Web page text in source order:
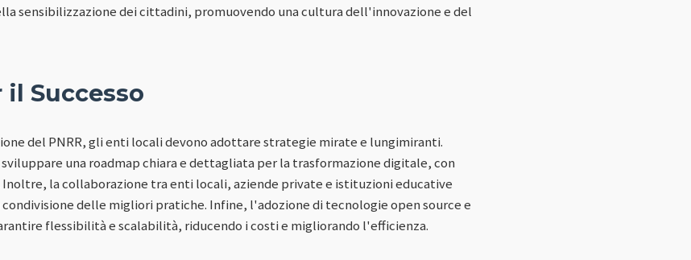
sensibilizzazione dei cittadini, promuovendo una cultura dell'innovazione e del
Successo
del PNRR, gli enti locali devono adottare strategie mirate e lungimiranti.
una roadmap chiara e dettagliata per la trasformazione digitale, con
la collaborazione tra enti locali, aziende private e istituzioni educative
delle migliori pratiche. Infine, l'adozione di tecnologie open source e
flessibilità e scalabilità, riducendo i costi e migliorando l'efficienza.